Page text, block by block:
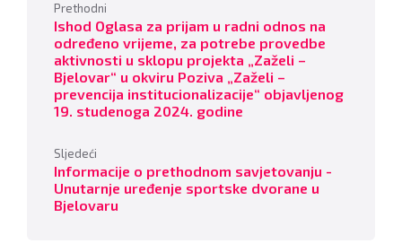
Prethodni
Ishod Oglasa za prijam u radni odnos na
određeno vrijeme, za potrebe provedbe
aktivnosti u sklopu projekta „Zaželi –
Bjelovar“ u okviru Poziva „Zaželi –
prevencija institucionalizacije“ objavljenog
19. studenoga 2024. godine
Sljedeći
Informacije o prethodnom savjetovanju -
Unutarnje uređenje sportske dvorane u
Bjelovaru